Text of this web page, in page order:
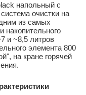
напольный с
очистки на
из самых
накопительного
и ~8,5 литров
элемента 800
на кране горячей